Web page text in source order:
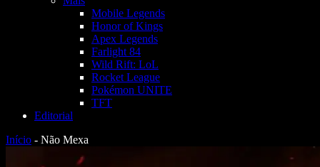
Mobile Legends
Honor of Kings
Apex Legends
Farlight 84
Wild Rift: LoL
Rocket League
Pokémon UNITE
TFT
Editorial
Início - Não Mexa